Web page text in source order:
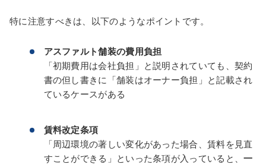
特に注意すべきは、以下のようなポイントです。
アスファルト舗装の費用負担
「初期費用は会社負担」と説明されていても、契約
書の但し書きに「舗装はオーナー負担」と記載され
ているケースがある
賃料改定条項
「周辺環境の著しい変化があった場合、賃料を見直
すことができる」といった条項が入っていると、一